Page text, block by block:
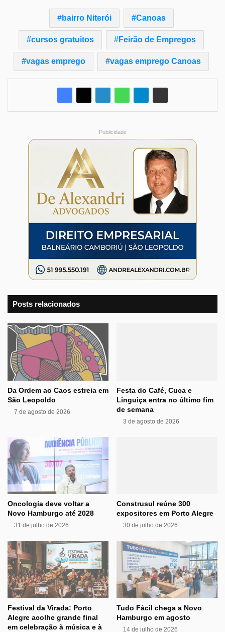
bairro Niterói Canoas
cursos gratuitos Feirão de Empregos
vagas emprego vagas emprego Canoas
Publicidade
Posts relacionados
Da Ordem ao Caos estreia em
São Leopoldo
7 de agosto de 2026
Festa do Café, Cuca e
Linguiça entra no último fim
de semana
3 de agosto de 2026
Oncologia deve voltar a
Novo Hamburgo até 2028
31 de julho de 2026
Construsul reúne 300
expositores em Porto Alegre
30 de julho de 2026
Festival da Virada: Porto
Alegre acolhe grande final
em celebração à música e à
Tudo Fácil chega a Novo
Hamburgo em agosto
14 de julho de 2026